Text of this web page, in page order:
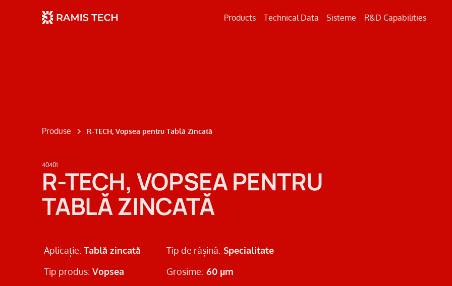
Products Technical Data Sisteme R&D Capabilities
Produse R-TECH, Vopsea pentru Tablă Zincată
40401
R-TECH, VOPSEA PENTRU
TABLĂ ZINCATĂ
Aplicație: Tablă zincată Tip de rășină: Specialitate
Tip produs: Vopsea Grosime: 60 µm